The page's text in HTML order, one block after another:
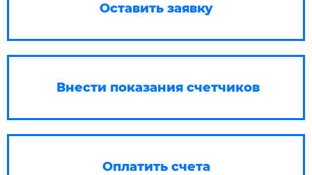
Оставить заявку
Внести показания счетчиков
Оплатить счета